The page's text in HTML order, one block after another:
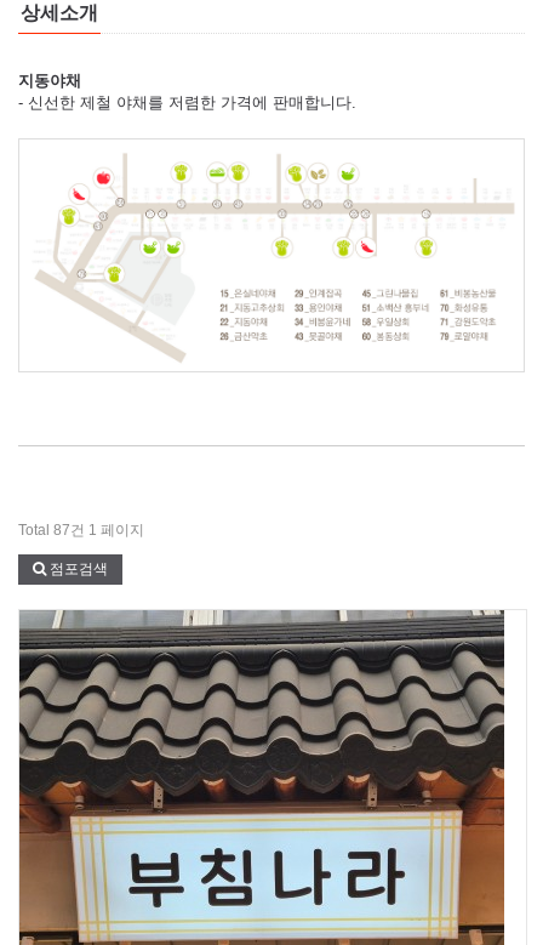
상세소개
지동야채
- 신선한 제철 야채를 저렴한 가격에 판매합니다.
Total 87건 1 페이지
점포검색